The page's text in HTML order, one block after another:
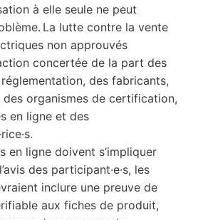
à elle seule ne peut
La lutte contre la vente
non approuvés
concertée de la part des
des fabricants,
organismes de certification,
en ligne et des
en ligne doivent s’impliquer
des participant·e·s, les
inclure une preuve de
aux fiches de produit,